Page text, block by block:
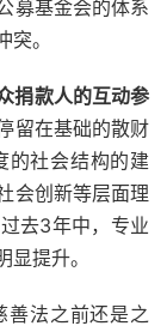
募基金会的体系
。
捐款人的互动参
留在基础的散财
的社会结构的建
会创新等层面理
去3年中，专业
提升。
善法之前还是之